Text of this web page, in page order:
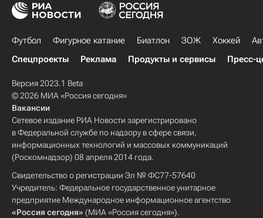
Футбол Фигурное катание Биатлон ЗОЖ Хоккей
Спецпроекты
Реклама Продукты и сервисы Пресс-
Версия 2023.1 Beta
© 2026 МИА «Россия сегодня»
Вакансии
Сетевое издание РИА Новости зарегистрировано
в Федеральной службе по надзору в сфере связи,
информационных технологий и массовых коммуникаций
(Роскомнадзор) 08 апреля 2014 года.
Свидетельство о регистрации Эл № ФС77-57640
Учредитель: Федеральное государственное унитарное
предприятие Международное информационное агентство
«Россия сегодня» (МИА «Россия сегодня»).